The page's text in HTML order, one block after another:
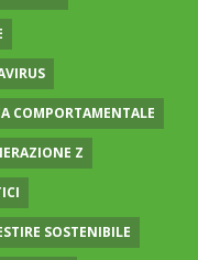
COMPORTAMENTALE
Z
SOSTENIBILE